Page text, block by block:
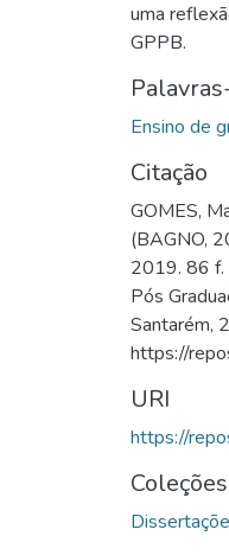
uma
GPPB.
Ensino de
Citação
GOMES,
(BAGNO,
2019. 86 f.
Pós
Santarém,
https://
URI
https://
Coleções